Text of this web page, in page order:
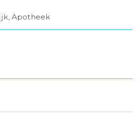
Apotheek